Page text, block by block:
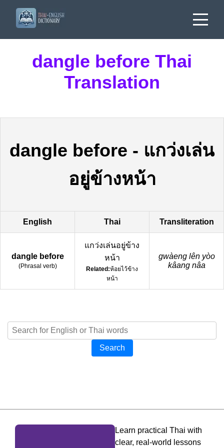
dangle before Thai
Translation
dangle before - แกว่งเล่น
อยู่ข้างหน้า
English Thai Transliteration
dangle before
(Phrasal verb)
แกว่งเล่นอยู่ข้าง
หน้า
Related:ห้อยไว้ข้าง
หน้า
gwàeng lên yòo
kâang nâa
Search
Learn practical Thai with
clear, real-world lessons